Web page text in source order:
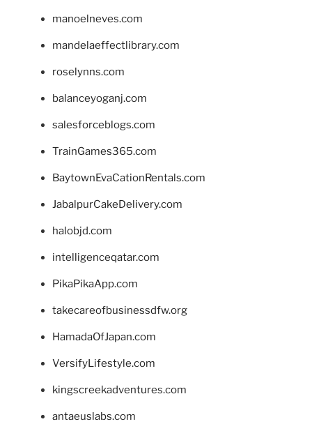
manoelneves.com
mandelaeffectlibrary.com
roselynns.com
balanceyoganj.com
salesforceblogs.com
TrainGames365.com
BaytownEvaCationRentals.com
JabalpurCakeDelivery.com
halobjd.com
intelligenceqatar.com
PikaPikaApp.com
takecareofbusinessdfw.org
HamadaOfJapan.com
VersifyLifestyle.com
kingscreekadventures.com
antaeuslabs.com